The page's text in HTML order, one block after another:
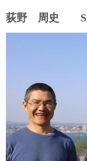
荻野 周史